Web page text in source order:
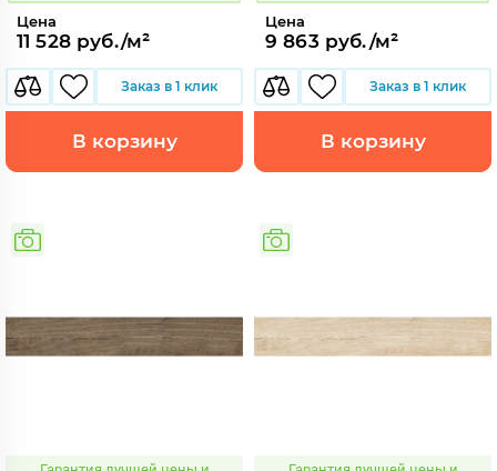
Цена
11 528 руб./м²
Заказ в 1 клик
В корзину
Цена
9 863 руб./м²
Заказ в 1 клик
В корзину